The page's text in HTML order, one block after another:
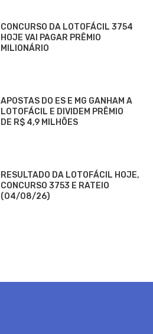
CONCURSO DA LOTOFÁCIL 3754
HOJE VAI PAGAR PRÊMIO
MILIONÁRIO
APOSTAS DO ES E MG GANHAM A
LOTOFÁCIL E DIVIDEM PRÊMIO
DE R$ 4,9 MILHÕES
RESULTADO DA LOTOFÁCIL HOJE,
CONCURSO 3753 E RATEIO
(04/08/26)